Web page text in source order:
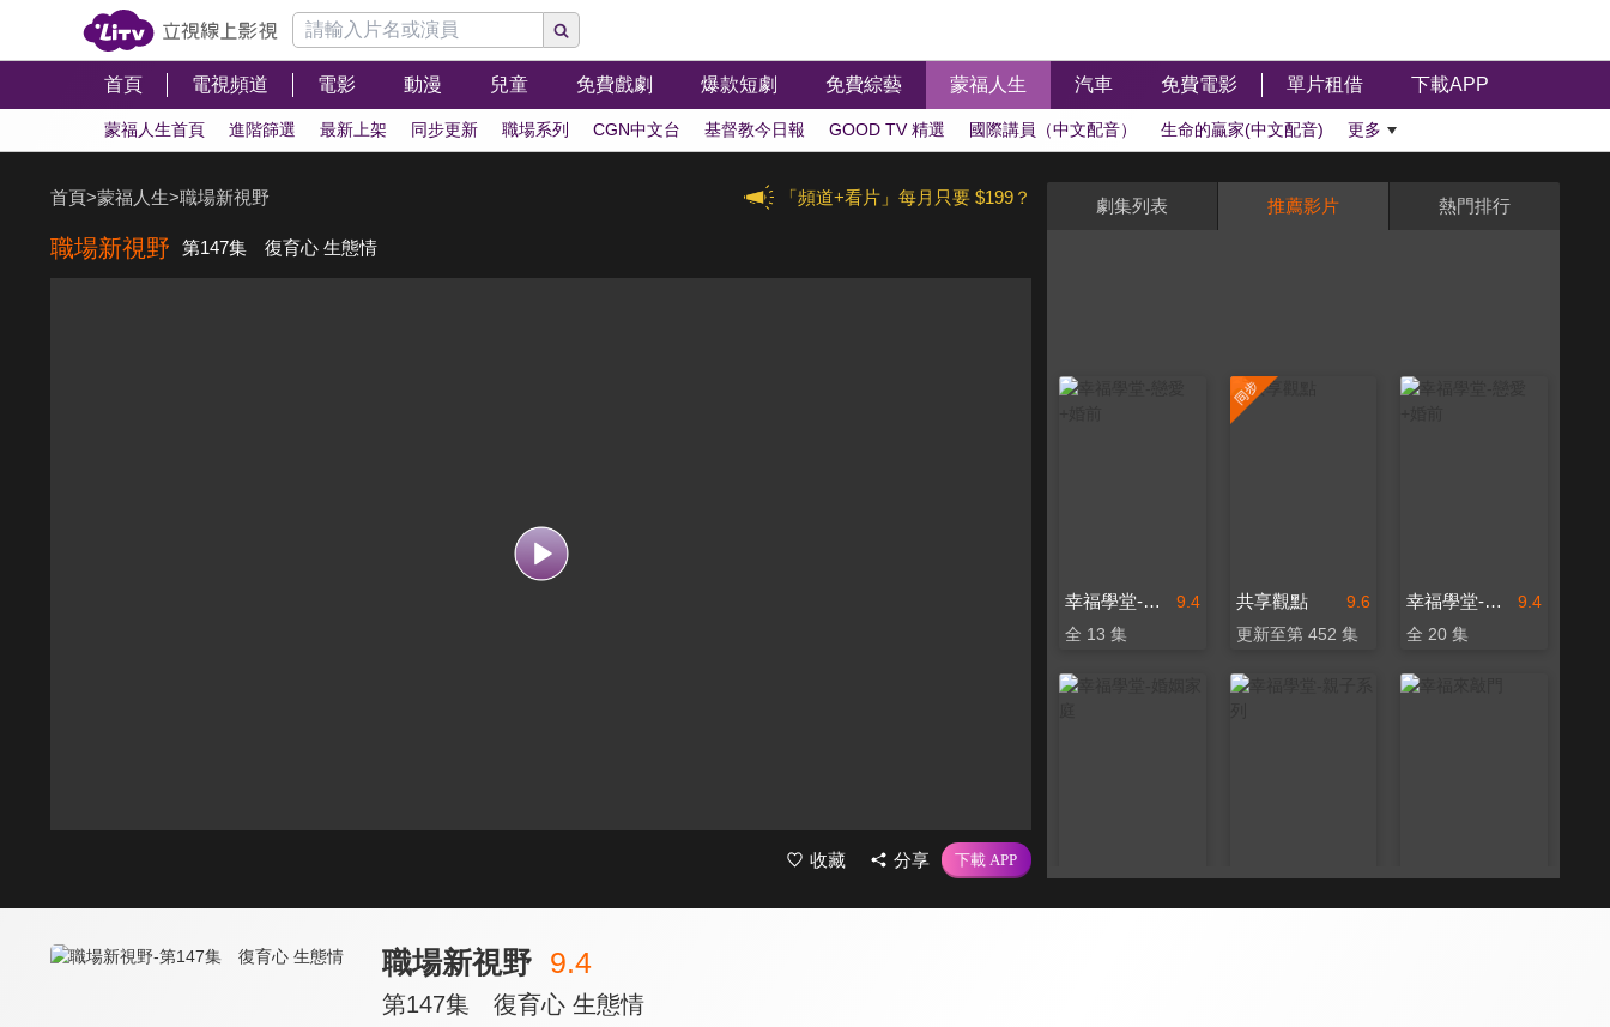
首頁 電視頻道 電影 動漫 兒童 免費戲劇 爆款短劇 免費綜藝 蒙福人生 汽車 免費電影 單片租借 下載APP
蒙福人生首頁 進階篩選 最新上架 同步更新 職場系列 CGN中文台 基督教今日報 GOOD TV 精選 國際講員（中文配音） 生命的贏家(中文配音) 更多
「頻道+看片」每月只要 $199？
首頁>蒙福人生>職場新視野
職場新視野 第147集 復育心 生態情
收藏 分享
劇集列表 推薦影片 熱門排行
9.4
幸福學堂-戀愛+婚前
全 13 集
9.6
共享觀點
更新至第 452 集
9.4
幸福學堂-戀愛+婚前
全 20 集
職場新視野 9.4
第147集 復育心 生態情